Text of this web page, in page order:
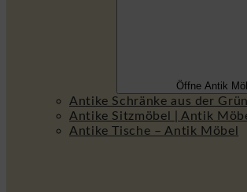
Öffne Antik
Antike Schränke aus der
Antike Sitzmöbel | Antik
Antike Tische – Antik Möbel